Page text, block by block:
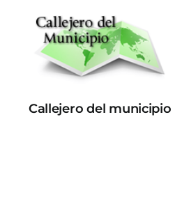
Callejero del municipio